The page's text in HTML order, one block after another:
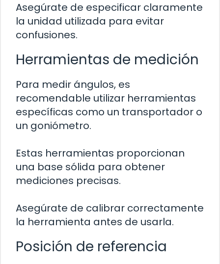
Asegúrate de especificar claramente
la unidad utilizada para evitar
confusiones.
Herramientas de medición
Para medir ángulos, es
recomendable utilizar herramientas
específicas como un transportador o
un goniómetro.
Estas herramientas proporcionan
una base sólida para obtener
mediciones precisas.
Asegúrate de calibrar correctamente
la herramienta antes de usarla.
Posición de referencia